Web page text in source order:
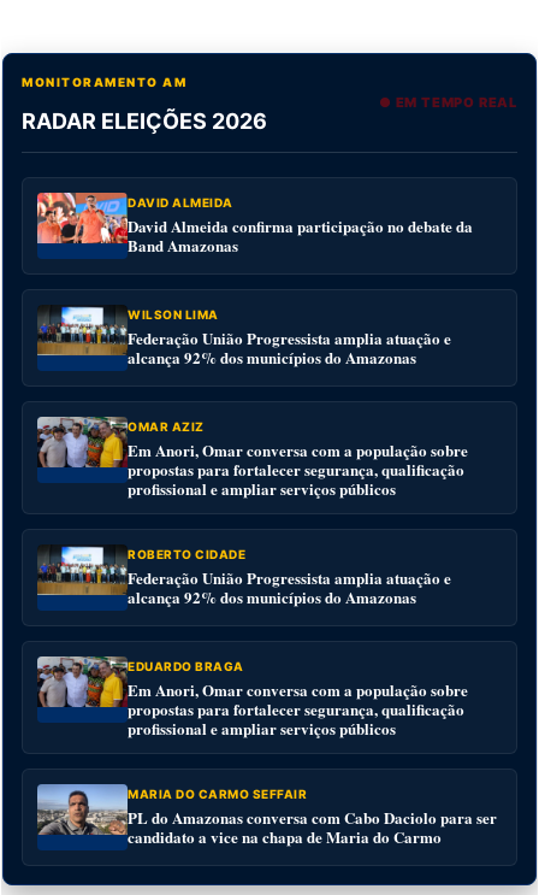
MONITORAMENTO AM
RADAR ELEIÇÕES 2026
● EM TEMPO REAL
DAVID ALMEIDA
David Almeida confirma participação no debate da
Band Amazonas
WILSON LIMA
Federação União Progressista amplia atuação e
alcança 92% dos municípios do Amazonas
OMAR AZIZ
Em Anori, Omar conversa com a população sobre
propostas para fortalecer segurança, qualificação
profissional e ampliar serviços públicos
ROBERTO CIDADE
Federação União Progressista amplia atuação e
alcança 92% dos municípios do Amazonas
EDUARDO BRAGA
Em Anori, Omar conversa com a população sobre
propostas para fortalecer segurança, qualificação
profissional e ampliar serviços públicos
MARIA DO CARMO SEFFAIR
PL do Amazonas conversa com Cabo Daciolo para ser
candidato a vice na chapa de Maria do Carmo